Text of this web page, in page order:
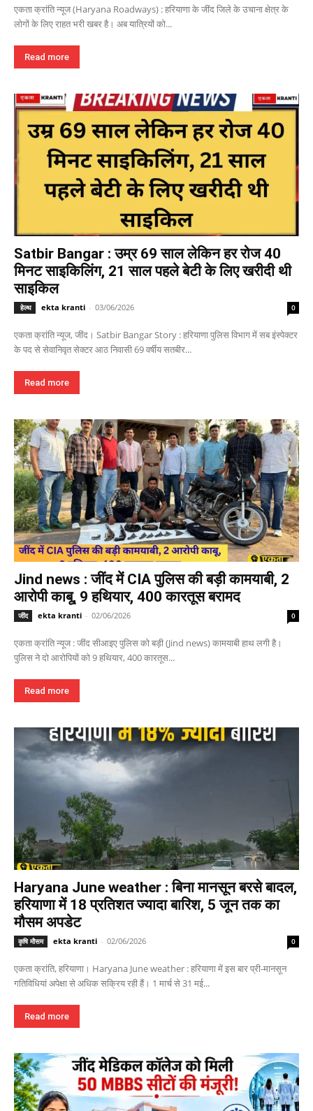
एकता क्रांति न्यूज (Haryana Roadways) : हरियाणा के जींद जिले के उचाना क्षेत्र के
लोगों के लिए राहत भरी खबर है। अब यात्रियों को...
Read more
Satbir Bangar : उम्र 69 साल लेकिन हर रोज 40
मिनट साइकिलिंग, 21 साल पहले बेटी के लिए खरीदी थी
साइकिल
हेल्थ ekta kranti - 03/06/2026 0
एकता क्रांति न्यूज, जींद। Satbir Bangar Story : हरियाणा पुलिस विभाग में सब इंस्पेक्टर
के पद से सेवानिवृत सेक्टर आठ निवासी 69 वर्षीय सतबीर...
Read more
Jind news : जींद में CIA पुलिस की बड़ी कामयाबी, 2
आरोपी काबू, 9 हथियार, 400 कारतूस बरामद
जींद ekta kranti - 02/06/2026 0
एकता क्रांति न्यूज : जींद सीआइए पुलिस को बड़ी (Jind news) कामयाबी हाथ लगी है।
पुलिस ने दो आरोपियों को 9 हथियार, 400 कारतूस...
Read more
Haryana June weather : बिना मानसून बरसे बादल,
हरियाणा में 18 प्रतिशत ज्यादा बारिश, 5 जून तक का
मौसम अपडेट
कृषि मौसम ekta kranti - 02/06/2026 0
एकता क्रांति, हरियाणा। Haryana June weather : हरियाणा में इस बार प्री-मानसून
गतिविधियां अपेक्षा से अधिक सक्रिय रही हैं। 1 मार्च से 31 मई...
Read more